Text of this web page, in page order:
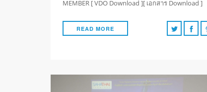
MEMBER [ VDO Download ][ เอกสาร Download ]
READ MORE